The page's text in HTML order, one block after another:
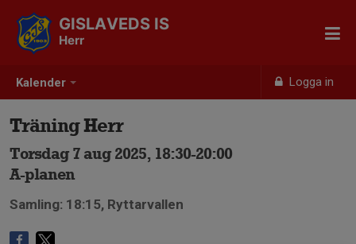
Kalender Logga in
GISLAVEDS IS
Herr
Träning Herr
Torsdag 7 aug 2025, 18:30-20:00
A-planen
Samling: 18:15, Ryttarvallen